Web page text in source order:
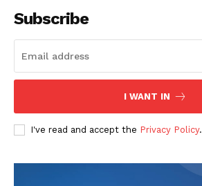
Subscribe
I WANT IN
I've read and accept the Privacy Policy.